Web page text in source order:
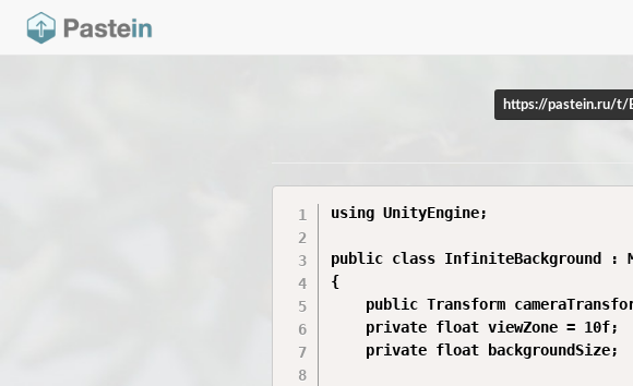
https://pastein.ru/t/
using UnityEngine;
public class InfiniteBackground :
{
public Transform
private float viewZone = 10f;
private float backgroundSize;